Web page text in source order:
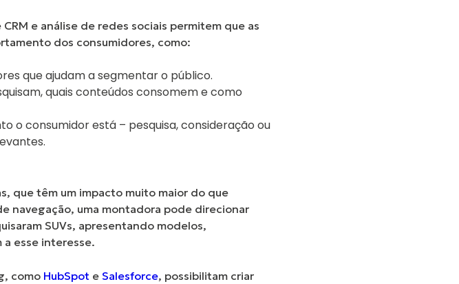
e análise de redes sociais permitem que as
dos consumidores, como:
que ajudam a segmentar o público.
quais conteúdos consomem e como
o consumidor está – pesquisa, consideração ou
que têm um impacto muito maior do que
navegação, uma montadora pode direcionar
SUVs, apresentando modelos,
esse interesse.
como HubSpot e Salesforce, possibilitam criar